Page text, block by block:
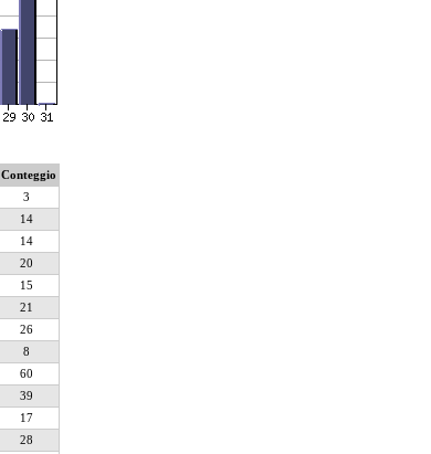
Conteggio
3
14
14
20
15
21
26
8
60
39
17
28